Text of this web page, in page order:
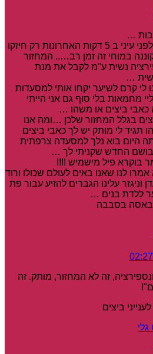
…
כל המילים שעברו לפני עיני ב 5 דקות האחרונות רק חיזקו
במוחי זה זמן רב….. המחזור
נשית ע"מ לקבל את מנת
…
לי קרם לשיער יקחו אותי למסעדות
מחמאות בלי סוף גם אני הייתי
כאבי ביצים או משהו …
בגלל המחזור שלכן …ומה אנו
תגיד לי מותק יש לך כאבי ביצים
היום בוא נלך למסעדה צרפתית
החדש שקניתי לך …
בוקרא פיל מישמיש !!!!
לנו שאנו באים לעולם שכולו ורוד
וניגזר עלינו הגברים להזיע עבור פת
ללדת בנים …
בסבבה
זה לא המחזור, מותק. זה
ביצים